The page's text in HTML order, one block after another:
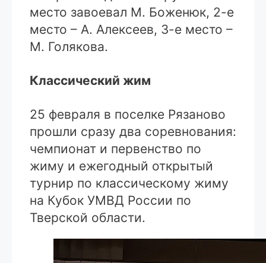
место завоевал М. Боженюк, 2-е
место – А. Алексеев, 3-е место –
М. Голякова.
Классический жим
25 февраля в поселке Рязаново
прошли сразу два соревнования:
чемпионат и первенство по
жиму и ежегодный открытый
турнир по классическому жиму
на Кубок УМВД России по
Тверской области.